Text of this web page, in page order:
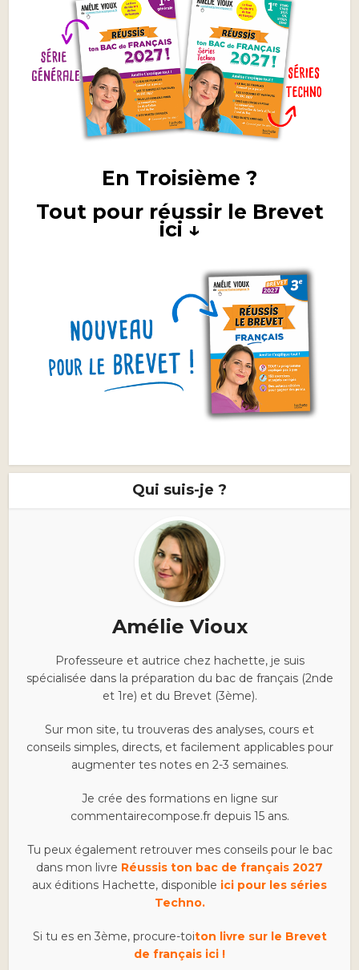
En Troisième ?
Tout pour réussir le Brevet
ici ↓
Qui suis-je ?
Amélie Vioux
Professeure et autrice chez hachette, je suis
spécialisée dans la préparation du bac de français (2nde
et 1re) et du Brevet (3ème).
Sur mon site, tu trouveras des analyses, cours et
conseils simples, directs, et facilement applicables pour
augmenter tes notes en 2-3 semaines.
Je crée des formations en ligne sur
commentairecompose.fr depuis 15 ans.
Tu peux également retrouver mes conseils pour le bac
dans mon livre Réussis ton bac de français 2027
aux éditions Hachette, disponible ici pour les séries
Techno.
Si tu es en 3ème, procure-toiton livre sur le Brevet
de français ici !